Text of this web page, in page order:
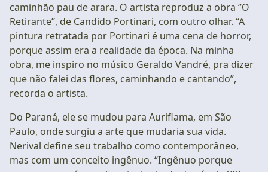
caminhão pau de arara. O artista reproduz a obra ‘’O
Retirante’’, de Candido Portinari, com outro olhar. “A
pintura retratada por Portinari é uma cena de horror,
porque assim era a realidade da época. Na minha
obra, me inspiro no músico Geraldo Vandré, pra dizer
que não falei das flores, caminhando e cantando”,
recorda o artista.
Do Paraná, ele se mudou para Auriflama, em São
Paulo, onde surgiu a arte que mudaria sua vida.
Nerival define seu trabalho como contemporâneo,
mas com um conceito ingênuo. “Ingênuo porque